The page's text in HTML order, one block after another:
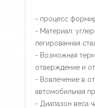
- процесс
- Материал:
легированная
- Возможная
отверждение и
- Вовлечение в
автомобильная
- Диапазон веса